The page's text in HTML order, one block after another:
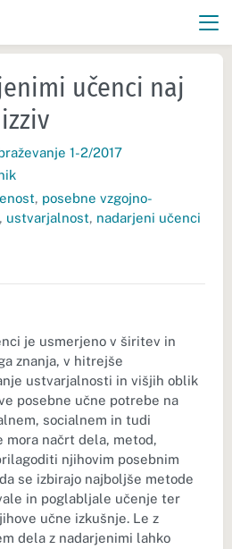
učenci naj
1-2/2017
, posebne vzgojno-
, ustvarjalnost, nadarjeni učenci
je usmerjeno v širitev in
znanja, v hitrejše
ustvarjalnosti in višjih oblik
posebne učne potrebe na
socialnem in tudi
načrt dela, metod,
njihovim posebnim
se izbirajo najboljše metode
in poglabljale učenje ter
učne izkušnje. Le z
dela z nadarjenimi lahko